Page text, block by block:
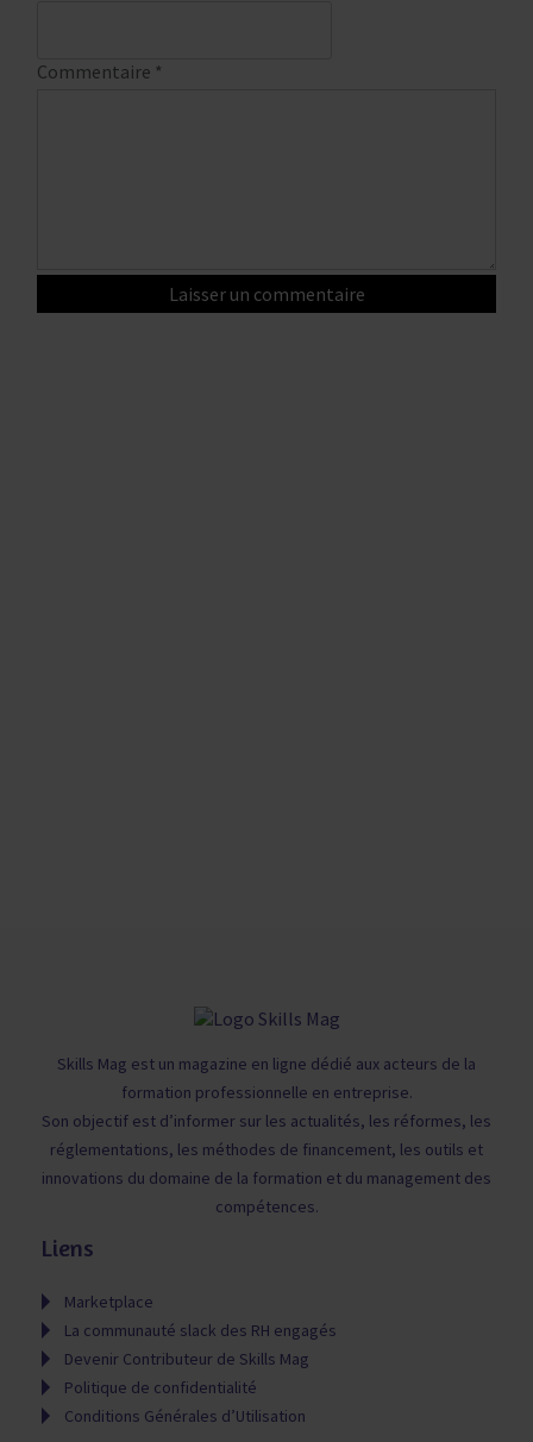
Commentaire *
Skills Mag est un magazine en ligne dédié aux acteurs de la
formation professionnelle en entreprise.
Son objectif est d’informer sur les actualités, les réformes, les
réglementations, les méthodes de financement, les outils et
innovations du domaine de la formation et du management des
compétences.
Liens
Marketplace
La communauté slack des RH engagés
Devenir Contributeur de Skills Mag
Politique de confidentialité
Conditions Générales d’Utilisation